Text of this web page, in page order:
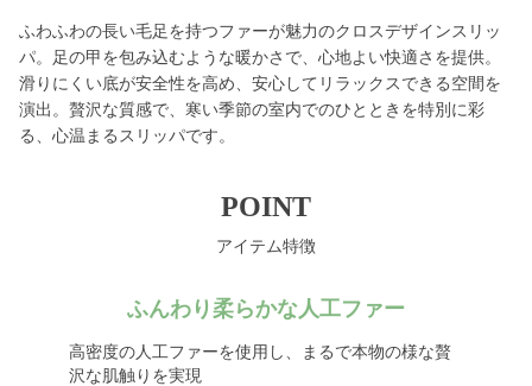
ふわふわの長い毛足を持つファーが魅力のクロスデザインスリッ
パ。足の甲を包み込むような暖かさで、心地よい快適さを提供。
滑りにくい底が安全性を高め、安心してリラックスできる空間を
演出。贅沢な質感で、寒い季節の室内でのひとときを特別に彩
る、心温まるスリッパです。
POINT
アイテム特徴
ふんわり柔らかな人工ファー
高密度の人工ファーを使用し、まるで本物の様な贅
沢な肌触りを実現